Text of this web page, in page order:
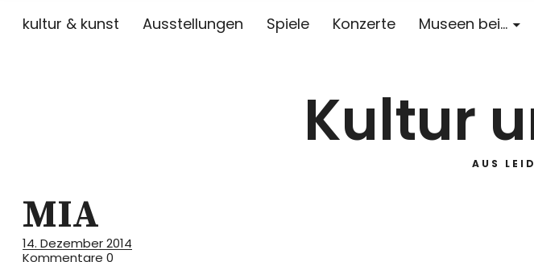
kultur & kunst Ausstellungen Spiele Konzerte Museen bei…
Kultur
AUS
MIA
14. Dezember 2014
Kommentare 0